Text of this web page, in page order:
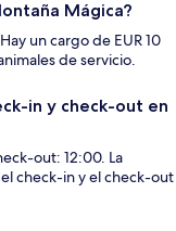
Mágica?
un cargo de EUR 10
de servicio.
in y check-out en
out: 12:00. La
check-in y el check-out